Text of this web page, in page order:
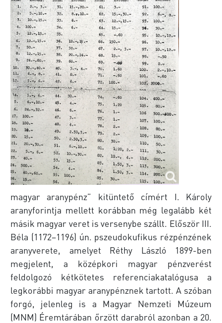
magyar aranypénz” kitüntető címért I. Károly
aranyforintja mellett korábban még legalább két
másik magyar veret is versenybe szállt. Először III.
Béla (1172–1196) ún. pszeudokufikus rézpénzének
aranyverete, amelyet Réthy László 1899-ben
megjelent, a középkori magyar pénzverést
feldolgozó kétkötetes referenciakatalógusa a
legkorábbi magyar aranypénznek tartott. A szóban
forgó, jelenleg is a Magyar Nemzeti Múzeum
(MNM) Éremtárában őrzött darabról azonban a 20.